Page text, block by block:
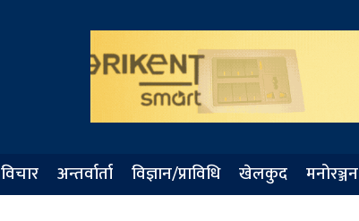
विचार अन्तर्वार्ता विज्ञान/प्राविधि खेलकुद मनोरञ्जन